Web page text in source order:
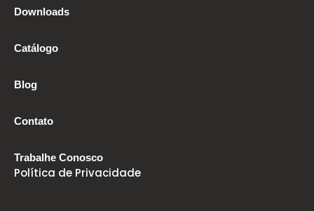
Downloads
Catálogo
Blog
Contato
Trabalhe Conosco
Política de Privacidade